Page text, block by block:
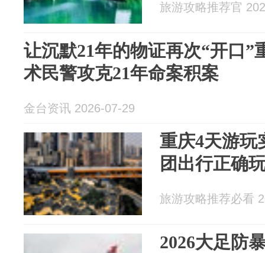
旅游攻略推荐官
让沉默21年的物证再次“开口”
术民警攻克21年命案积案
金台资讯 2026-07-29
重庆4天游玩
团出行正确
旅游攻略推荐必看
2026大足防